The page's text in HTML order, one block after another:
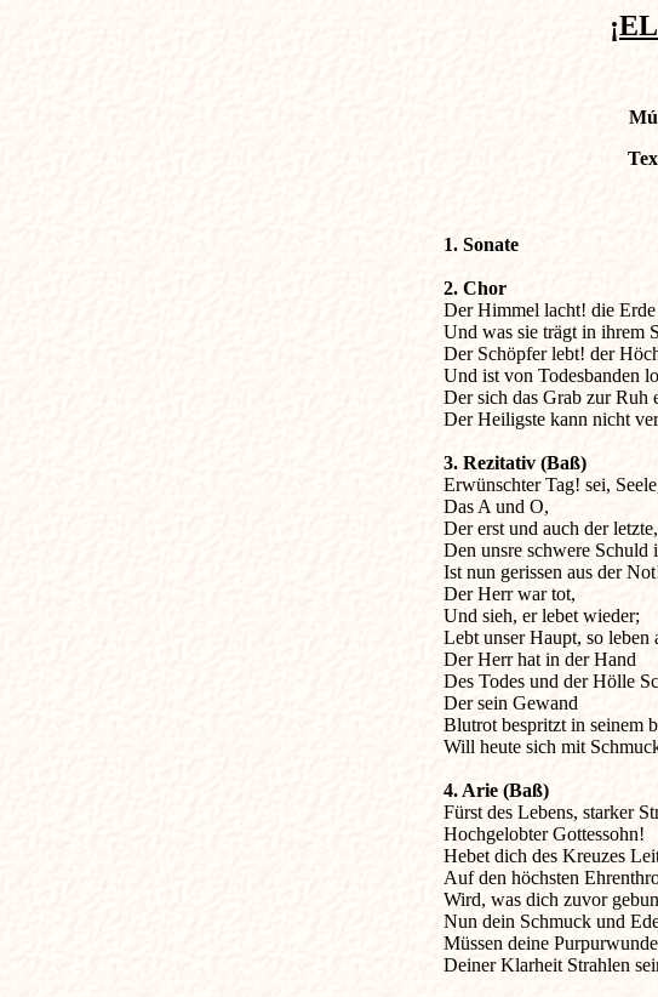
1. Sonate
2. Chor
Der Himmel lacht! die
Und was sie trägt in ihrem
Der Schöpfer lebt! der
Und ist von Todesbanden
Der sich das Grab zur Ruh
Der Heiligste kann nicht
3. Rezitativ (Baß)
Erwünschter Tag! sei,
Das A und O,
Der erst und auch der letzte,
Den unsre schwere Schuld
Ist nun gerissen aus der
Der Herr war tot,
Und sieh, er lebet wieder;
Lebt unser Haupt, so leben
Der Herr hat in der Hand
Des Todes und der Hölle
Der sein Gewand
Blutrot bespritzt in seinem
Will heute sich mit
4. Arie (Baß)
Fürst des Lebens, starker
Hochgelobter Gottessohn!
Hebet dich des Kreuzes
Auf den höchsten
Wird, was dich zuvor
Nun dein Schmuck und
Müssen deine
Deiner Klarheit Strahlen